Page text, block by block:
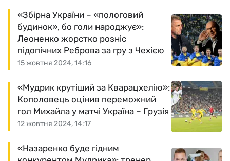
15 жовтня 2024, 14:16
«Збірна України – «пологовий
будинок», бо голи народжує»:
Леоненко жорстко розніс
підопічних Реброва за гру з Чехією
12 жовтня 2024, 14:17
«Мудрик крутіший за Кварацхелію»:
Кополовець оцінив переможний
гол Михайла у матчі Україна – Грузія
«Назаренко буде гідним